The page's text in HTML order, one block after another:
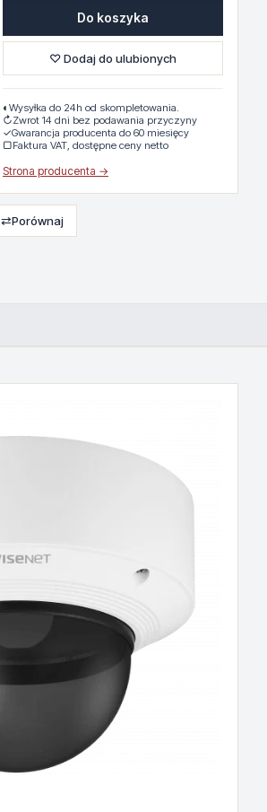
Do koszyka
♡ Dodaj do ulubionych
◐ Wysyłka do 24h od skompletowania.
↻Zwrot 14 dni bez podawania przyczyny
✓Gwarancja producenta do 60 miesięcy
▢Faktura VAT, dostępne ceny netto
Strona producenta →
⇄Porównaj